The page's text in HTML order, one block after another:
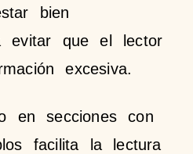
bien
evitar que el lector
excesiva.
en secciones con
facilita la lectura